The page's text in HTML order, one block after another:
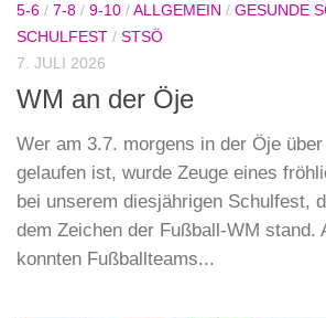
5-6 / 7-8 / 9-10 /ALLGEMEIN / GESUNDE
SCHULFEST / STSÖ
7. JULI 2026
WM an der Öje
Wer am 3.7. morgens in der Öje
gelaufen ist, wurde Zeuge eines
bei unserem diesjährigen Schulfest,
dem Zeichen der Fußball-WM stand.
konnten Fußballteams...